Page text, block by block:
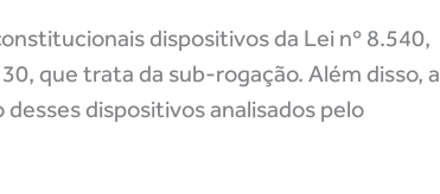
dispositivos da Lei nº 8.540,
que trata da sub-rogação. Além disso, a
dispositivos analisados pelo